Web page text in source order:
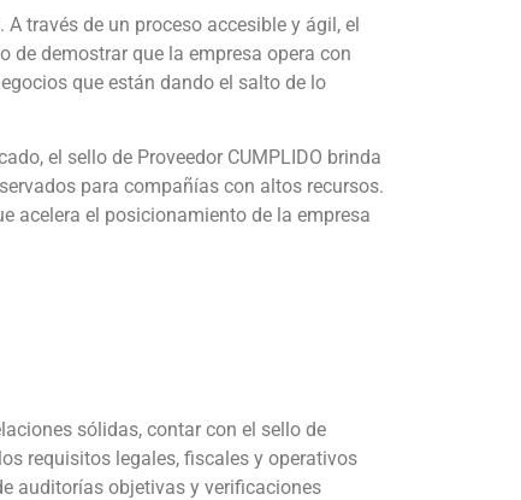
través de un proceso accesible y ágil, el
demostrar que la empresa opera con
que están dando el salto de lo
el sello de Proveedor CUMPLIDO brinda
para compañías con altos recursos.
acelera el posicionamiento de la empresa
sólidas, contar con el sello de
requisitos legales, fiscales y operativos
auditorías objetivas y verificaciones